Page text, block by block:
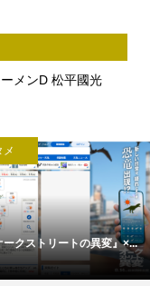
メンD 松平國光
年版 羽生結...
エン
【中島
c...